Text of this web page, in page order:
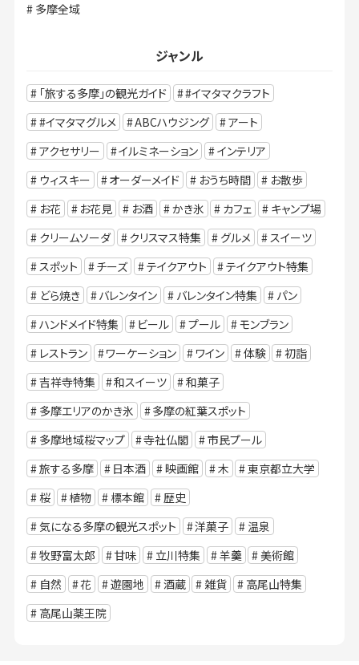
多摩全域
ジャンル
「旅する多摩」の観光ガイド
#イマタマクラフト
#イマタマグルメ
ABCハウジング
アート
アクセサリー
イルミネーション
インテリア
ウィスキー
オーダーメイド おうち時間
お散歩
お花
お花見 お酒 かき氷 カフェ
キャンプ場
クリームソーダ
クリスマス特集 グルメ
スイーツ
スポット
チーズ テイクアウト
テイクアウト特集
どら焼き
バレンタイン バレンタイン特集
パン
ハンドメイド特集
ビール プール
モンブラン
レストラン
ワーケーション ワイン 体験
初詣
吉祥寺特集
和スイーツ
和菓子
多摩エリアのかき氷
多摩の紅葉スポット
多摩地域桜マップ
寺社仏閣
市民プール
旅する多摩
日本酒 映画館 木
東京都立大学
桜
植物 標本館
歴史
気になる多摩の観光スポット
洋菓子
温泉
牧野富太郎
甘味 立川特集 羊羹
美術館
自然
花 遊園地 酒蔵 雑貨
高尾山特集
高尾山薬王院